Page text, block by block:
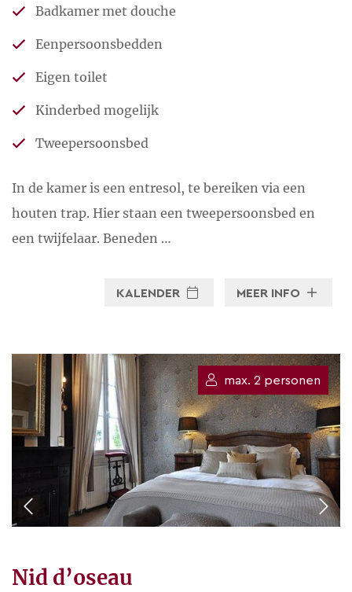
Badkamer met douche
Eenpersoonsbedden
Eigen toilet
Kinderbed mogelijk
Tweepersoonsbed
In de kamer is een entresol, te bereiken via een
houten trap. Hier staan een tweepersoonsbed en
een twijfelaar. Beneden …
KALENDER MEER INFO
max. 2 personen
Nid d’oseau